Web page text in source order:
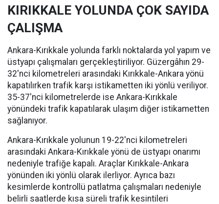
KIRIKKALE YOLUNDA ÇOK SAYIDA
ÇALIŞMA
Ankara-Kırıkkale yolunda farklı noktalarda yol yapım ve
üstyapı çalışmaları gerçekleştiriliyor. Güzergâhın 29-
32'nci kilometreleri arasındaki Kırıkkale-Ankara yönü
kapatılırken trafik karşı istikametten iki yönlü veriliyor.
35-37'nci kilometrelerde ise Ankara-Kırıkkale
yönündeki trafik kapatılarak ulaşım diğer istikametten
sağlanıyor.
Ankara-Kırıkkale yolunun 19-22'nci kilometreleri
arasındaki Ankara-Kırıkkale yönü de üstyapı onarımı
nedeniyle trafiğe kapalı. Araçlar Kırıkkale-Ankara
yönünden iki yönlü olarak ilerliyor. Ayrıca bazı
kesimlerde kontrollü patlatma çalışmaları nedeniyle
belirli saatlerde kısa süreli trafik kesintileri